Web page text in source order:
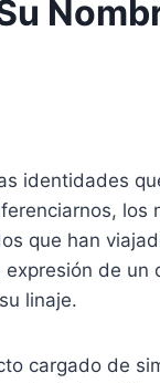
identidades
los
que han
de un
linaje.
cargado de